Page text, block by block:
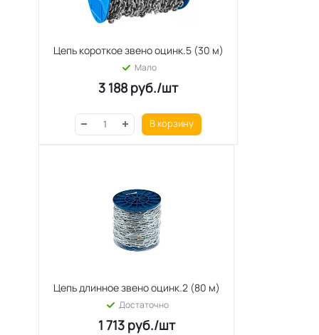
Цепь короткое звено оцинк.5 (30 м)
Мало
3 188 руб./шт
В корзину
Цепь длинное звено оцинк.2 (80 м)
Достаточно
1 713руб./шт